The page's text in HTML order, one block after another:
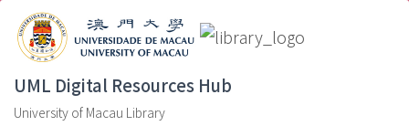
UML Digital Resources Hub
University of Macau Library